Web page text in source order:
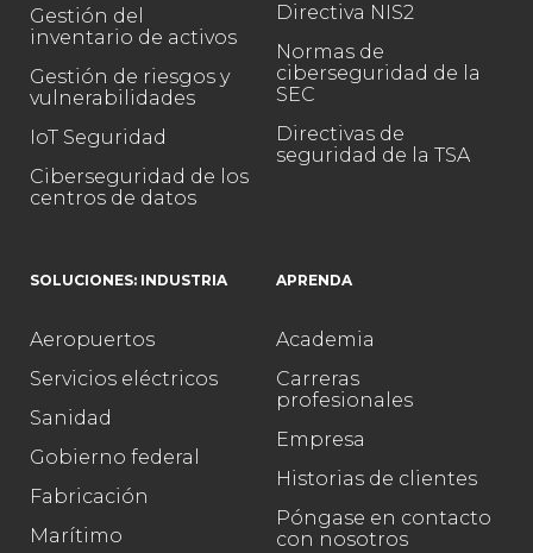
Gestión del
inventario de activos
Gestión de riesgos y
vulnerabilidades
IoT Seguridad
Ciberseguridad de los
centros de datos
Directiva NIS2
Normas de
ciberseguridad de la
SEC
Directivas de
seguridad de la TSA
SOLUCIONES: INDUSTRIA
Aeropuertos
Servicios eléctricos
Sanidad
Gobierno federal
Fabricación
Marítimo
APRENDA
Academia
Carreras
profesionales
Empresa
Historias de clientes
Póngase en contacto
con nosotros